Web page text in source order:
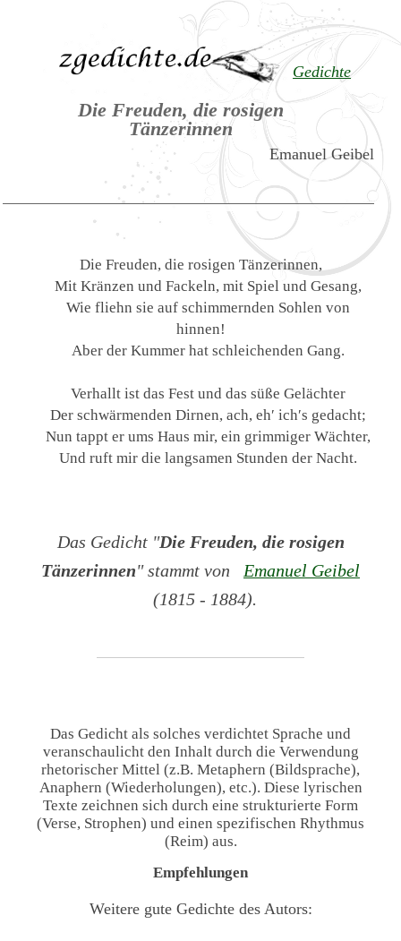
Gedichte
Die Freuden, die rosigen
Tänzerinnen
Emanuel Geibel
Die Freuden, die rosigen Tänzerinnen,
Mit Kränzen und Fackeln, mit Spiel und Gesang,
Wie fliehn sie auf schimmernden Sohlen von
hinnen!
Aber der Kummer hat schleichenden Gang.
Verhallt ist das Fest und das süße Gelächter
Der schwärmenden Dirnen, ach, eh′ ich′s gedacht;
Nun tappt er ums Haus mir, ein grimmiger Wächter,
Und ruft mir die langsamen Stunden der Nacht.
Das Gedicht "Die Freuden, die rosigen
Tänzerinnen" stammt von
Emanuel Geibel
(1815 - 1884).
Das Gedicht als solches verdichtet Sprache und
veranschaulicht den Inhalt durch die Verwendung
rhetorischer Mittel (z.B. Metaphern (Bildsprache),
Anaphern (Wiederholungen), etc.). Diese lyrischen
Texte zeichnen sich durch eine strukturierte Form
(Verse, Strophen) und einen spezifischen Rhythmus
(Reim) aus.
Empfehlungen
Weitere gute Gedichte des Autors: